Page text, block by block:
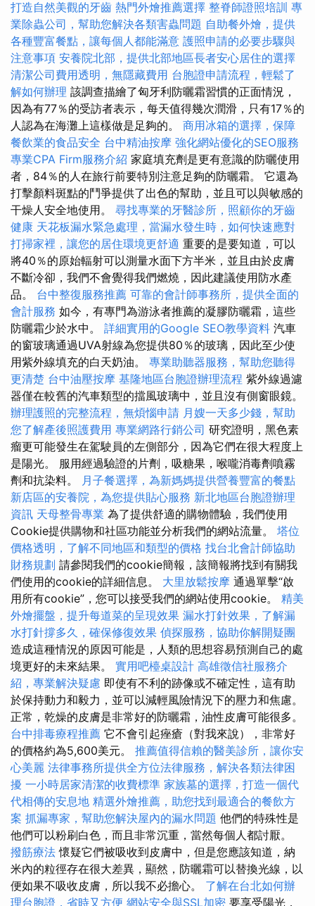
打造自然美觀的牙齒 熱門外燴推薦選擇 整脊師證照培訓 專
業除蟲公司，幫助您解決各類害蟲問題 自助餐外燴，提供
各種豐富餐點，讓每個人都能滿意 護照申請的必要步驟與
注意事項 安養院北部，提供北部地區長者安心居住的選擇
清潔公司費用透明，無隱藏費用 台胞證申請流程，輕鬆了
解如何辦理 該調查描繪了匈牙利防曬霜習慣的正面情況，
因為有77％的受訪者表示，每天值得幾次潤滑，只有17％的
人認為在海灘上這樣做是足夠的。 商用冰箱的選擇，保障
餐飲業的食品安全 台中精油按摩 強化網站優化的SEO服務
專業CPA Firm服務介紹 家庭填充劑是更有意識的防曬使用
者，84％的人在旅行前要特別注意足夠的防曬霜。 它還為
打擊顏料斑點的鬥爭提供了出色的幫助，並且可以與敏感的
干燥人安全地使用。 尋找專業的牙醫診所，照顧你的牙齒
健康 天花板漏水緊急處理，當漏水發生時，如何快速應對
打掃家裡，讓您的居住環境更舒適 重要的是要知道，可以
將40％的原始輻射可以測量水面下方半米，並且由於皮膚
不斷冷卻，我們不會覺得我們燃燒，因此建議使用防水產
品。 台中整復服務推薦 可靠的會計師事務所，提供全面的
會計服務 如今，有專門為游泳者推薦的凝膠防曬霜，這些
防曬霜少於水中。 詳細實用的Google SEO教學資料 汽車
的窗玻璃通過UVA射線為您提供80％的玻璃，因此至少使
用紫外線填充的白天奶油。 專業助聽器服務，幫助您聽得
更清楚 台中油壓按摩 基隆地區台胞證辦理流程 紫外線過濾
器僅在較舊的汽車類型的擋風玻璃中，並且沒有側窗眼鏡。
辦理護照的完整流程，無煩惱申請 月嫂一天多少錢，幫助
您了解產後照護費用 專業網路行銷公司 研究證明，黑色素
瘤更可能發生在駕駛員的左側部分，因為它們在很大程度上
是陽光。 服用經過驗證的片劑，吸糖果，喉嚨消毒劑噴霧
劑和抗染料。 月子餐選擇，為新媽媽提供營養豐富的餐點
新店區的安養院，為您提供貼心服務 新北地區台胞證辦理
資訊 天母整骨專業 為了提供舒適的購物體驗，我們使用
Cookie提供購物和社區功能並分析我們的網站流量。 塔位
價格透明，了解不同地區和類型的價格 找台北會計師協助
財務規劃 請參閱我們的cookie簡報，該簡報將找到有關我
們使用的cookie的詳細信息。 大里放鬆按摩 通過單擊“啟
用所有cookie”，您可以接受我們的網站使用cookie。 精美
外燴擺盤，提升每道菜的呈現效果 漏水打針效果，了解漏
水打針撐多久，確保修復效果 偵探服務，協助你解開疑團
造成這種情況的原因可能是，人類的思想容易預測自己的處
境更好的未來結果。 實用吧檯桌設計 高雄徵信社服務介
紹，專業解決疑慮 即使有不利的跡像或不確定性，這有助
於保持動力和毅力，並可以減輕風險情況下的壓力和焦慮。
正常，乾燥的皮膚是非常好的防曬霜，油性皮膚可能很多。
台中排毒療程推薦 它不會引起痤瘡（對我來說），非常好
的價格約為5,600美元。 推薦值得信賴的醫美診所，讓你安
心美麗 法律事務所提供全方位法律服務，解決各類法律困
擾 一小時居家清潔的收費標準 家族墓的選擇，打造一個代
代相傳的安息地 精選外燴推薦，助您找到最適合的餐飲方
案 抓漏專家，幫助您解決屋內的漏水問題 他們的特殊性是
他們可以粉刷白色，而且非常沉重，當然每個人都討厭。
撥筋療法 懷疑它們被吸收到皮膚中，但是您應該知道，納
米內的粒徑存在很大差異，顯然，防曬霜可以替換光線，以
便如果不吸收皮膚，所以我不必擔心。 了解在台北如何辦
理台胞證，省時又方便 網站安全與SSL加密 要享受陽光，